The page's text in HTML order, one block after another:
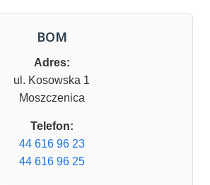
BOM
Adres:
ul. Kosowska 1
Moszczenica
Telefon:
44 616 96 23
44 616 96 25